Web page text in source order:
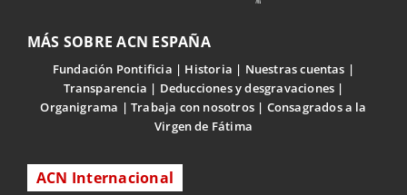
MÁS SOBRE ACN ESPAÑA
Fundación Pontificia Historia
Nuestras cuentas
Transparencia
Deducciones y desgravaciones
Organigrama
Trabaja con nosotros
Consagrados a la
Virgen de Fátima
ACN Internacional